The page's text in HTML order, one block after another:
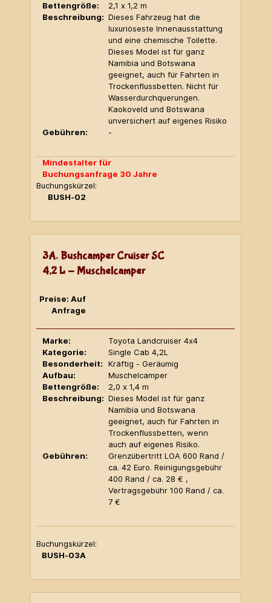
Bettengröße:
2,1 x 1,2 m
Beschreibung: Dieses Fahrzeug hat die
luxuriöseste Innenausstattung
und eine chemische Toilette.
Dieses Model ist für ganz
Namibia und Botswana
geeignet, auch für Fahrten in
Trockenflussbetten. Nicht für
Wasserdurchquerungen.
Kaokoveld und Botswana
unversichert auf eigenes Risiko
Gebühren:
-
Mindestalter für
Buchungsanfrage 30 Jahre
Buchungskürzel:
BUSH-02
3A. Bushcamper Cruiser SC
4,2 L - Muschelcamper
Preise: Auf
Anfrage
Marke:
Toyota Landcruiser 4x4
Kategorie:
Single Cab 4,2L
Besonderheit:
Kräftig - Geräumig
Aufbau:
Muschelcamper
Bettengröße:
2,0 x 1,4 m
Beschreibung: Dieses Model ist für ganz
Namibia und Botswana
geeignet, auch für Fahrten in
Trockenflussbetten, wenn
auch auf eigenes Risiko.
Gebühren:
Grenzübertritt LOA 600 Rand /
ca. 42 Euro. Reinigungsgebühr
400 Rand / ca. 28 € ,
Vertragsgebühr 100 Rand / ca.
7 €
Buchungskürzel:
BUSH-03A